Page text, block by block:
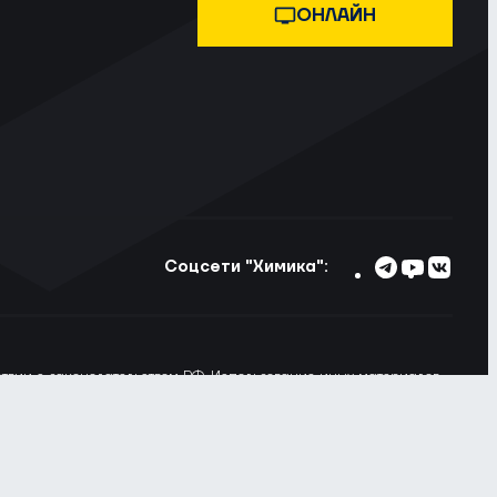
ОНЛАЙН
Соцсети "Химика":
с законодательством РФ. Использование иных материалов